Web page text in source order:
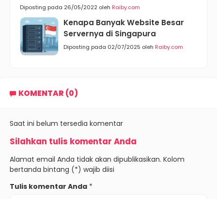
Diposting pada 26/05/2022 oleh Raiby.com
Kenapa Banyak Website Besar
Servernya di Singapura
Diposting pada 02/07/2025 oleh Raiby.com
KOMENTAR (0)
Saat ini belum tersedia komentar
Silahkan tulis komentar Anda
Alamat email Anda tidak akan dipublikasikan. Kolom
bertanda bintang (*) wajib diisi
Tulis komentar Anda *